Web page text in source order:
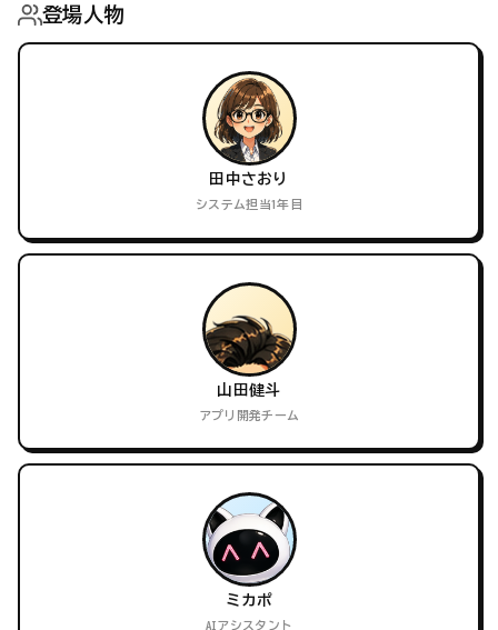
登場人物
田中さおり
システム担当1年目
山田健斗
アプリ開発チーム
ミカポ
AIアシスタント